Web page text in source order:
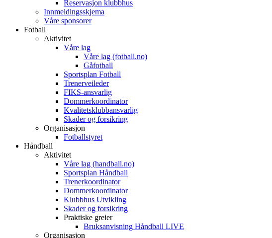
Reservasjon klubbhus
Innmeldingsskjema
Våre sponsorer
Fotball
Aktivitet
Våre lag
Våre lag (fotball.no)
Gåfotball
Sportsplan Fotball
Trenerveileder
FIKS-ansvarlig
Dommerkoordinator
Kvalitetsklubbansvarlig
Skader og forsikring
Organisasjon
Fotballstyret
Håndball
Aktivitet
Våre lag (handball.no)
Sportsplan Håndball
Trenerkoordinator
Dommerkoordinator
Klubbhus Utvikling
Skader og forsikring
Praktiske greier
Bruksanvisning Håndball LIVE
Organisasjon